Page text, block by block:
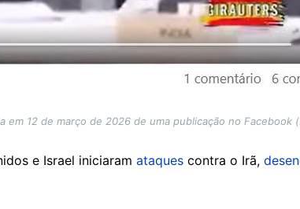
em 12 de março de 2026 de uma publicação no Facebook
e Israel iniciaram ataques contra o Irã,